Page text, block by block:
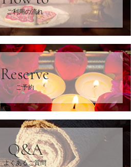
ご利用の流れ
Reserve
ご予約
Q&A
よくあるご質問